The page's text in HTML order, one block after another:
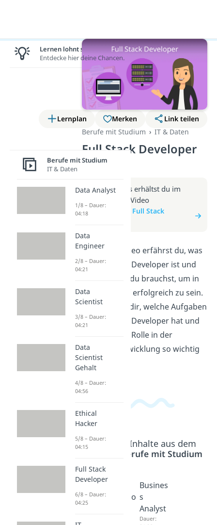
Lernplan Merken
Link teilen
Berufe mit Studium
IT & Daten
Full Stack Developer
(Video)
Weitere Infos erhältst du im
Beitrag zum Video
zum Beitrag: Full Stack
In diesem Video erfährst du, was
ein Full Stack Developer ist und
welche Skills du brauchst, um in
diesem Beruf erfolgreich zu sein.
Wir erklären dir, welche Aufgaben
ein Full Stack Developer hat und
warum diese Rolle in der
Softwareentwicklung so wichtig
ist.
Beliebte Inhalte aus dem
Berufe mit Studium
IT
Projekt
Develo
Busines
s
Analyst
Dauer:
Lernen lohnt sich!
Entdecke hier deine Chancen.
Berufe mit Studium
IT & Daten
Data Analyst
1/8 – Dauer:
04:18
Data
Engineer
2/8 – Dauer:
04:21
Data
Scientist
3/8 – Dauer:
04:21
Data
Scientist
Gehalt
4/8 – Dauer:
04:56
Ethical
Hacker
5/8 – Dauer:
04:15
Full Stack
Developer
6/8 – Dauer:
04:25